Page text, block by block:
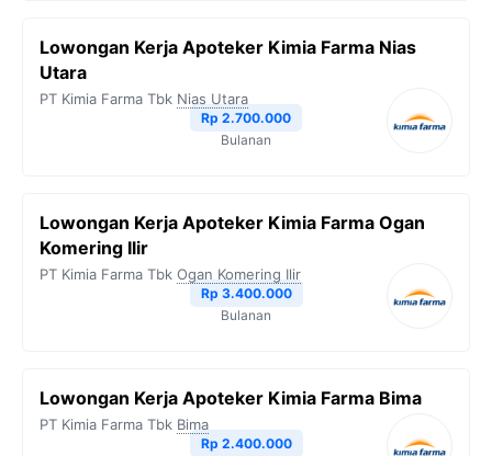
Lowongan Kerja Apoteker Kimia Farma Nias
Utara
PT Kimia Farma Tbk Nias Utara
Rp 2.700.000
Bulanan
Lowongan Kerja Apoteker Kimia Farma Ogan
Komering Ilir
PT Kimia Farma Tbk Ogan Komering Ilir
Rp 3.400.000
Bulanan
Lowongan Kerja Apoteker Kimia Farma Bima
PT Kimia Farma Tbk Bima
Rp 2.400.000